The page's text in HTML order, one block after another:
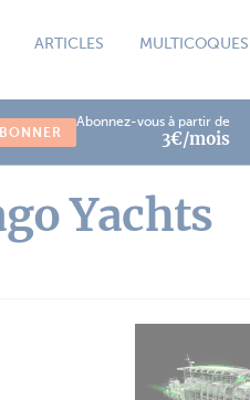
ARTICLES MULTICOQUES
Abonnez-vous à partir de
3€/mois
Yachts